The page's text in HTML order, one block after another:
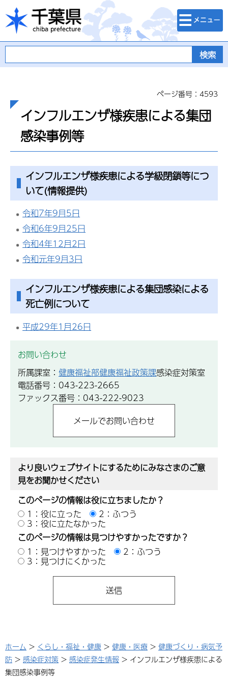
千葉県
検索・メニュ
ー
ページ番号：4593
インフルエンザ様疾患による集団
感染事例等
インフルエンザ様疾患による学級閉鎖等につ
いて(情報提供)
令和7年9月5日
令和6年9月25日
令和4年12月2日
令和元年9月3日
インフルエンザ様疾患による集団感染による
死亡例について
平成29年1月26日
お問い合わせ
所属課室： 健康福祉部健康福祉政策課感染症対策室
電話番号：043-223-2665
ファックス番号：043-222-9023
より良いウェブサイトにするためにみなさまのご意
見をお聞かせください
このページの情報は役に立ちましたか？
1：役に立った
2：ふつう
3：役に立たなかった
このページの情報は見つけやすかったですか？
1：見つけやすかった
2：ふつう
3：見つけにくかった
ホーム > くらし・福祉・健康 > 健康・医療 > 健康づくり・病気予
防 > 感染症対策 > 感染症発生情報 > インフルエンザ様疾患による
集団感染事例等